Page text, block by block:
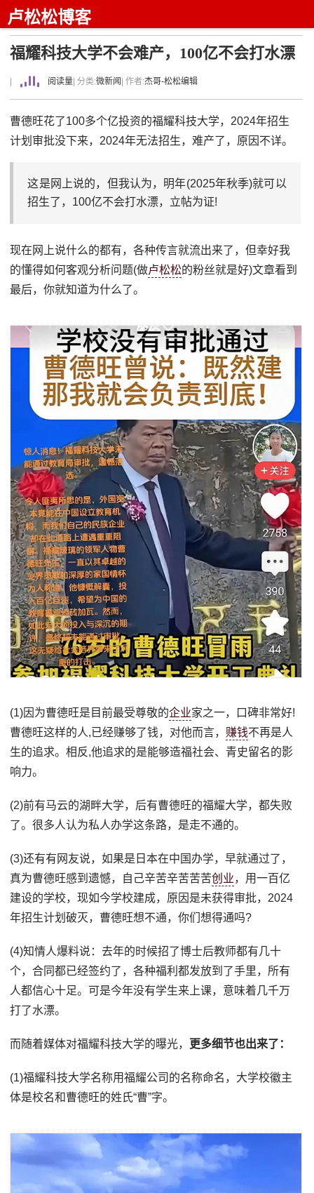
卢松松博客
福耀科技大学不会难产，100亿不会打水漂
阅读量 | 分类:微新闻 | 作者:杰哥-松松编辑
曹德旺花了100多个亿投资的福耀科技大学，2024年招生
计划审批没下来，2024年无法招生，难产了，原因不详。
这是网上说的，但我认为，明年(2025年秋季)就可以
招生了，100亿不会打水漂，立帖为证!
现在网上说什么的都有，各种传言就流出来了，但幸好我
的懂得如何客观分析问题(做卢松松的粉丝就是好)文章看到
最后，你就知道为什么了。
(1)因为曹德旺是目前最受尊敬的企业家之一，口碑非常好!
曹德旺这样的人,已经赚够了钱，对他而言， 赚钱不再是人
生的追求。相反,他追求的是能够造福社会、青史留名的影
响力。
(2)前有马云的湖畔大学，后有曹德旺的福耀大学，都失败
了。很多人认为私人办学这条路，是走不通的。
(3)还有有网友说，如果是日本在中国办学，早就通过了，
真为曹德旺感到遗憾，自己辛苦辛苦苦苦创业，用一百亿
建设的学校，现如今学校建成，原因是未获得审批，2024
年招生计划破灭，曹德旺想不通，你们想得通吗?
(4)知情人爆料说：去年的时候招了博士后教师都有几十
个，合同都已经签约了，各种福利都发放到了手里，所有
人都信心十足。可是今年没有学生来上课，意味着几千万
打了水漂。
而随着媒体对福耀科技大学的曝光， 更多细节也出来了：
(1)福耀科技大学名称用福耀公司的名称命名，大学校徽主
体是校名和曹德旺的姓氏“曹”字。